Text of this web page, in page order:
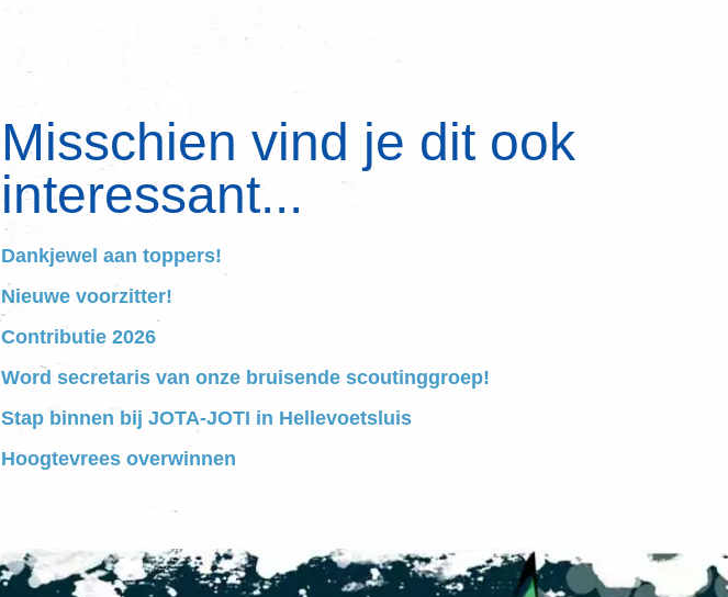
Misschien vind je dit ook
interessant...
Dankjewel aan toppers!
Nieuwe voorzitter!
Contributie 2026
Word secretaris van onze bruisende scoutinggroep!
Stap binnen bij JOTA-JOTI in Hellevoetsluis
Hoogtevrees overwinnen